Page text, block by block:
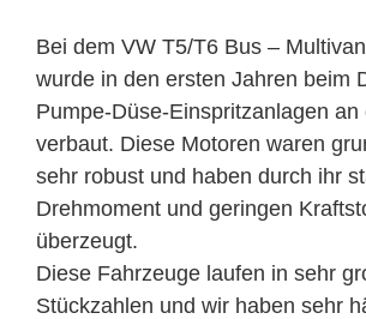
Bei dem VW T5/T6 Bus –
wurde in den ersten Jahren beim
Pumpe-Düse-Einspritzanlagen an
verbaut. Diese Motoren waren
sehr robust und haben durch ihr
Drehmoment und geringen
überzeugt.
Diese Fahrzeuge laufen in sehr
Stückzahlen und wir haben sehr